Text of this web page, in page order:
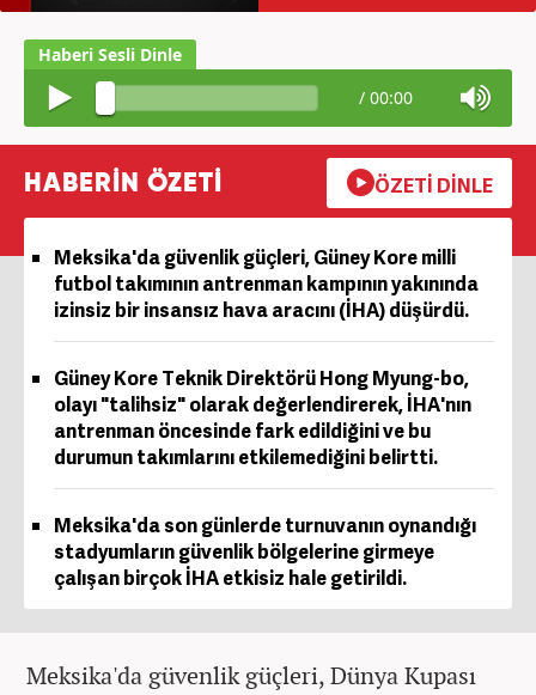
/ 00:00
HABERİN ÖZETİ ÖZETİ DİNLE
Meksika'da güvenlik güçleri, Güney Kore milli
futbol takımının antrenman kampının yakınında
izinsiz bir insansız hava aracını (İHA) düşürdü.
Güney Kore Teknik Direktörü Hong Myung-bo,
olayı "talihsiz" olarak değerlendirerek, İHA'nın
antrenman öncesinde fark edildiğini ve bu
durumun takımlarını etkilemediğini belirtti.
Meksika'da son günlerde turnuvanın oynandığı
stadyumların güvenlik bölgelerine girmeye
çalışan birçok İHA etkisiz hale getirildi.
Meksika'da güvenlik güçleri, Dünya Kupası